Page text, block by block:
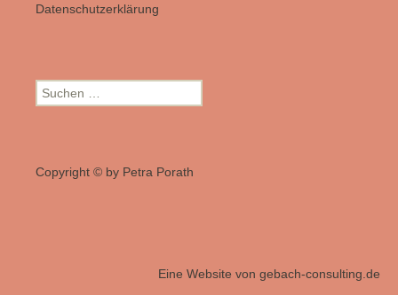
Datenschutzerklärung
Suchen
nach:
Copyright © by Petra Porath
Eine Website von gebach-consulting.de